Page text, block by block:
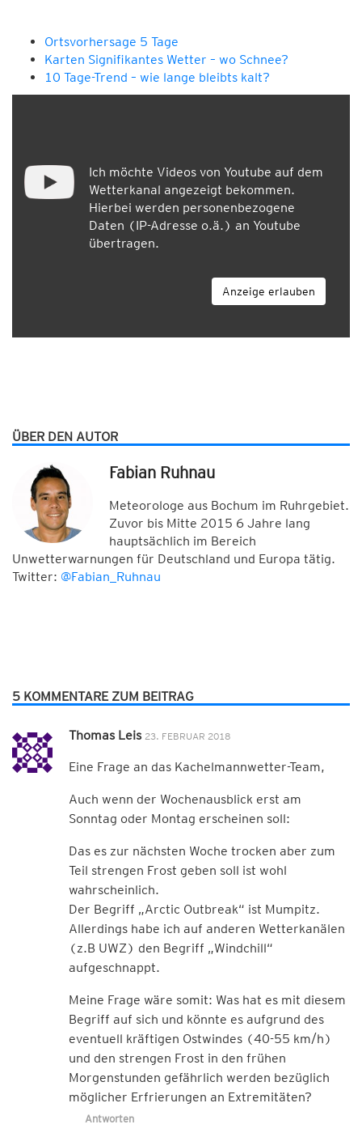
Ortsvorhersage 5 Tage
Karten Signifikantes Wetter – wo Schnee?
10 Tage-Trend – wie lange bleibts kalt?
Ich möchte Videos von Youtube auf dem
Wetterkanal angezeigt bekommen.
Hierbei werden personenbezogene
Daten (IP-Adresse o.ä.) an Youtube
übertragen.
Anzeige erlauben
ÜBER DEN AUTOR
Fabian Ruhnau
Meteorologe aus Bochum im Ruhrgebiet.
Zuvor bis Mitte 2015 6 Jahre lang
hauptsächlich im Bereich
Unwetterwarnungen für Deutschland und Europa tätig.
Twitter: @Fabian_Ruhnau
5 KOMMENTARE ZUM BEITRAG
Thomas Leis 23. FEBRUAR 2018
Eine Frage an das Kachelmannwetter-Team,
Auch wenn der Wochenausblick erst am
Sonntag oder Montag erscheinen soll:
Das es zur nächsten Woche trocken aber zum
Teil strengen Frost geben soll ist wohl
wahrscheinlich.
Der Begriff „Arctic Outbreak“ ist Mumpitz.
Allerdings habe ich auf anderen Wetterkanälen
(z.B UWZ) den Begriff „Windchill“
aufgeschnappt.
Meine Frage wäre somit: Was hat es mit diesem
Begriff auf sich und könnte es aufgrund des
eventuell kräftigen Ostwindes (40-55 km/h)
und den strengen Frost in den frühen
Morgenstunden gefährlich werden bezüglich
möglicher Erfrierungen an Extremitäten?
Antworten